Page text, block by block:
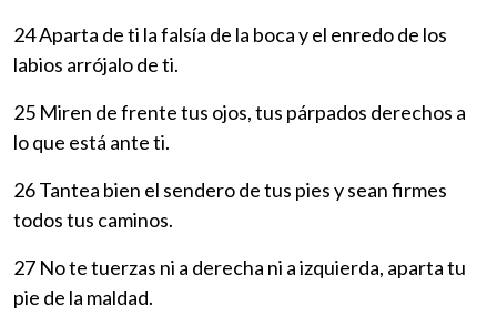
24 Aparta de ti la falsía de la boca y el enredo de los
labios arrójalo de ti.
25 Miren de frente tus ojos, tus párpados derechos a
lo que está ante ti.
26 Tantea bien el sendero de tus pies y sean firmes
todos tus caminos.
27 No te tuerzas ni a derecha ni a izquierda, aparta tu
pie de la maldad.